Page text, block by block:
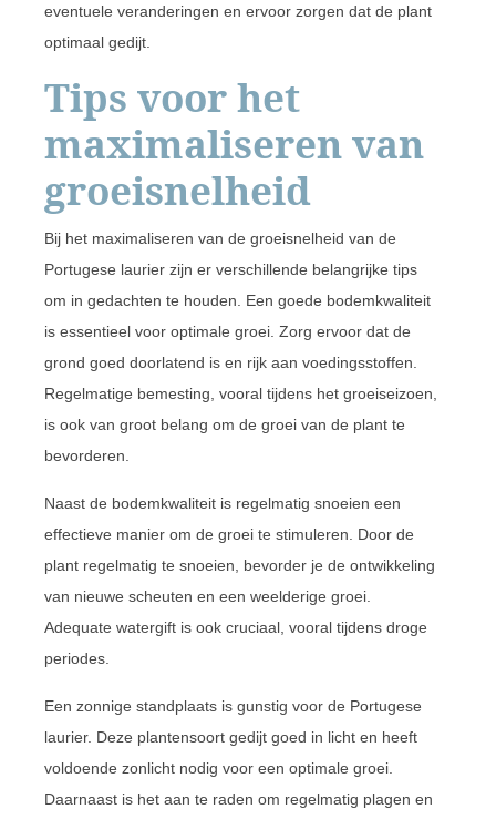
eventuele veranderingen en ervoor zorgen dat de plant
optimaal gedijt.
Tips voor het
maximaliseren van
groeisnelheid
Bij het maximaliseren van de groeisnelheid van de
Portugese laurier zijn er verschillende belangrijke tips
om in gedachten te houden. Een goede bodemkwaliteit
is essentieel voor optimale groei. Zorg ervoor dat de
grond goed doorlatend is en rijk aan voedingsstoffen.
Regelmatige bemesting, vooral tijdens het groeiseizoen,
is ook van groot belang om de groei van de plant te
bevorderen.
Naast de bodemkwaliteit is regelmatig snoeien een
effectieve manier om de groei te stimuleren. Door de
plant regelmatig te snoeien, bevorder je de ontwikkeling
van nieuwe scheuten en een weelderige groei.
Adequate watergift is ook cruciaal, vooral tijdens droge
periodes.
Een zonnige standplaats is gunstig voor de Portugese
laurier. Deze plantensoort gedijt goed in licht en heeft
voldoende zonlicht nodig voor een optimale groei.
Daarnaast is het aan te raden om regelmatig plagen en